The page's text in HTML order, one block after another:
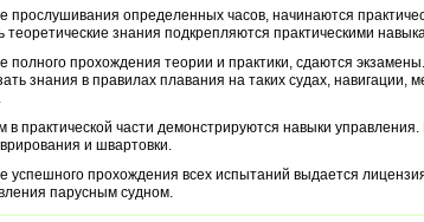
прослушивания определенных часов, начинаются
теоретические знания подкрепляются практическими
полного прохождения теории и практики, сдаются
знания в правилах плавания на таких судах, навигации,
в практической части демонстрируются навыки
и швартовки.
успешного прохождения всех испытаний выдается
парусным судном.